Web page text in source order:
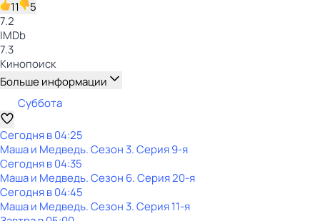
11
5
7.2
IMDb
7.3
Кинопоиск
Больше информации
Суббота
Сегодня в 04:25
Маша и Медведь. Сезон 3. Серия 9-я
Сегодня в 04:35
Маша и Медведь. Сезон 6. Серия 20-я
Сегодня в 04:45
Маша и Медведь. Сезон 3. Серия 11-я